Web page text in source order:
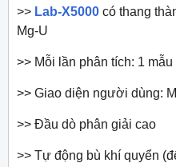
>> Lab-X5000 có thang
Mg-U
>> Mỗi lần phân tích: 1 mẫu
>> Giao diện người dùng:
>> Đầu dò phân giải cao
>> Tự động bù khí quyển